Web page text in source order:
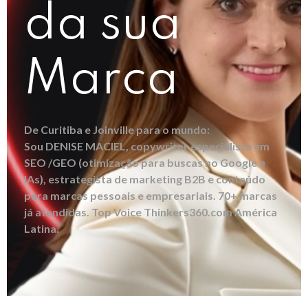
da sua
Marca
De Curitiba e Joinville para o mundo:
Sou DENISE MACIEL, copywriter especialista em
SEO /GEO (otimização para buscas no Google e
IAs), estrategista de marketing B2B e conteúdo
para marcas pessoais e empresariais. 70+ marcas
já atendidas. Top Voice Thinkers360.com América
Latina.